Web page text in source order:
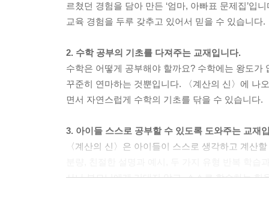
르쳤던 경험을 담아 만든 ‘엄마, 아빠표 문제집’입
교육 경험을 두루 갖추고 있어서 믿을 수 있습니다.
2. 수학 공부의 기초를 다져주는 교재입니다.
수학은 어떻게 공부해야 할까요? 수학에는 왕도가
꾸준히 연마하는 것뿐입니다. 〈계산의 신〉에 나
면서 자연스럽게 수학의 기초를 닦을 수 있습니다.
3. 아이들 스스로 공부할 수 있도록 도와주는 교재
〈계산의 신〉은 아이들이 스스로 생각하고 계산
사나 부모님에게 기대지 않고, 스스로 학습하는 힘